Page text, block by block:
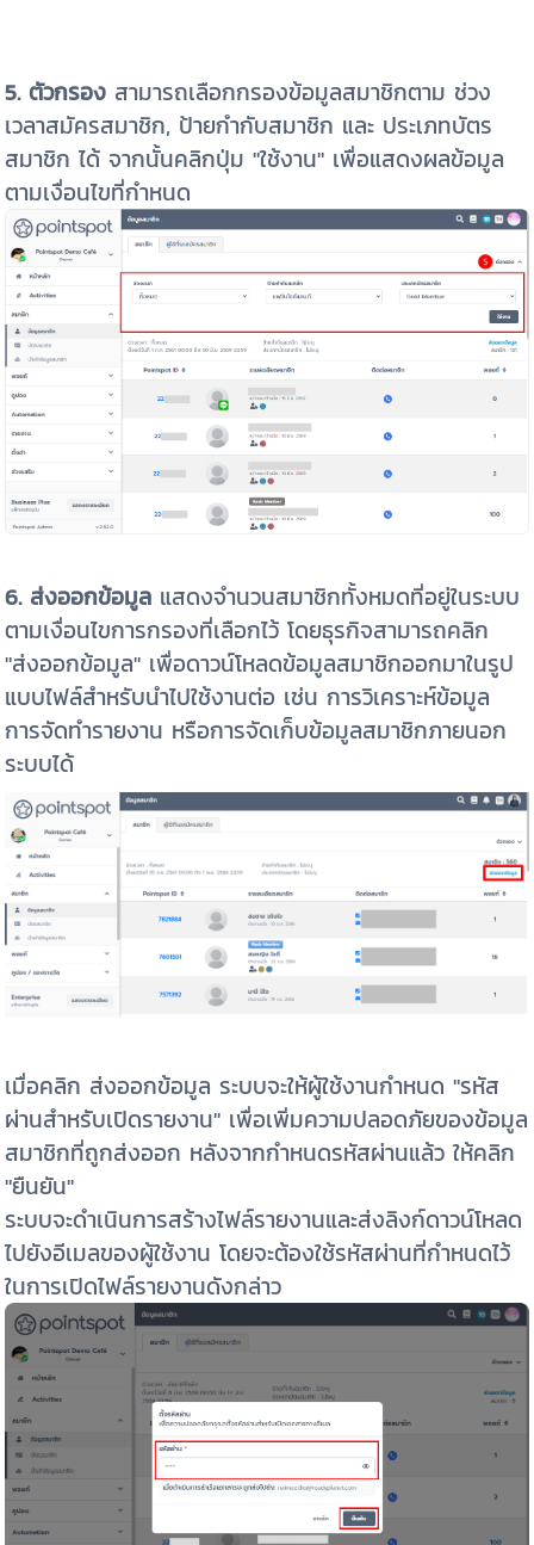
5. ตัวกรอง สามารถเลือกกรองข้อมูลสมาชิกตาม ช่วง
เวลาสมัครสมาชิก, ป้ายกำกับสมาชิก และ ประเภทบัตร
สมาชิก ได้ จากนั้นคลิกปุ่ม "ใช้งาน" เพื่อแสดงผลข้อมูล
ตามเงื่อนไขที่กำหนด
6. ส่งออกข้อมูล แสดงจำนวนสมาชิกทั้งหมดที่อยู่ในระบบ
ตามเงื่อนไขการกรองที่เลือกไว้ โดยธุรกิจสามารถคลิก
"ส่งออกข้อมูล" เพื่อดาวน์โหลดข้อมูลสมาชิกออกมาในรูป
แบบไฟล์สำหรับนำไปใช้งานต่อ เช่น การวิเคราะห์ข้อมูล
การจัดทำรายงาน หรือการจัดเก็บข้อมูลสมาชิกภายนอก
ระบบได้
เมื่อคลิก ส่งออกข้อมูล ระบบจะให้ผู้ใช้งานกำหนด "รหัส
ผ่านสำหรับเปิดรายงาน" เพื่อเพิ่มความปลอดภัยของข้อมูล
สมาชิกที่ถูกส่งออก หลังจากกำหนดรหัสผ่านแล้ว ให้คลิก
"ยืนยัน"
ระบบจะดำเนินการสร้างไฟล์รายงานและส่งลิงก์ดาวน์โหลด
ไปยังอีเมลของผู้ใช้งาน โดยจะต้องใช้รหัสผ่านที่กำหนดไว้
ในการเปิดไฟล์รายงานดังกล่าว